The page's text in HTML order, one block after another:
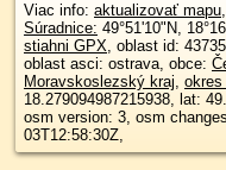
Viac info: aktualizovať mapu,
Súradnice: 49°51'10"N,
stiahni GPX, oblast id: 437354, dlzka: 298, oblast name: Ostrava,
oblast asci: ostrava, obce:
Moravskoslezský kraj,
18.279094987215938, lat:
osm version: 3, osm
03T12:58:30Z,